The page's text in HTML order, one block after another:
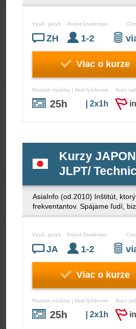
Vyuč. jazyk
ZH
Počet študentov
1-2
Viac o kurze
Rozsah výučby | Hod týždenne
25h | 2x1h
Kurz
Kurzy
JLPT/
AsiaInfo (od.2010) Inštitút,
frekventantov. Spájame ľudí,
Vyuč. jazyk
JA
Počet študentov
1-2
Viac o kurze
Rozsah výučby | Hod týždenne
25h | 2x1h
Kurz